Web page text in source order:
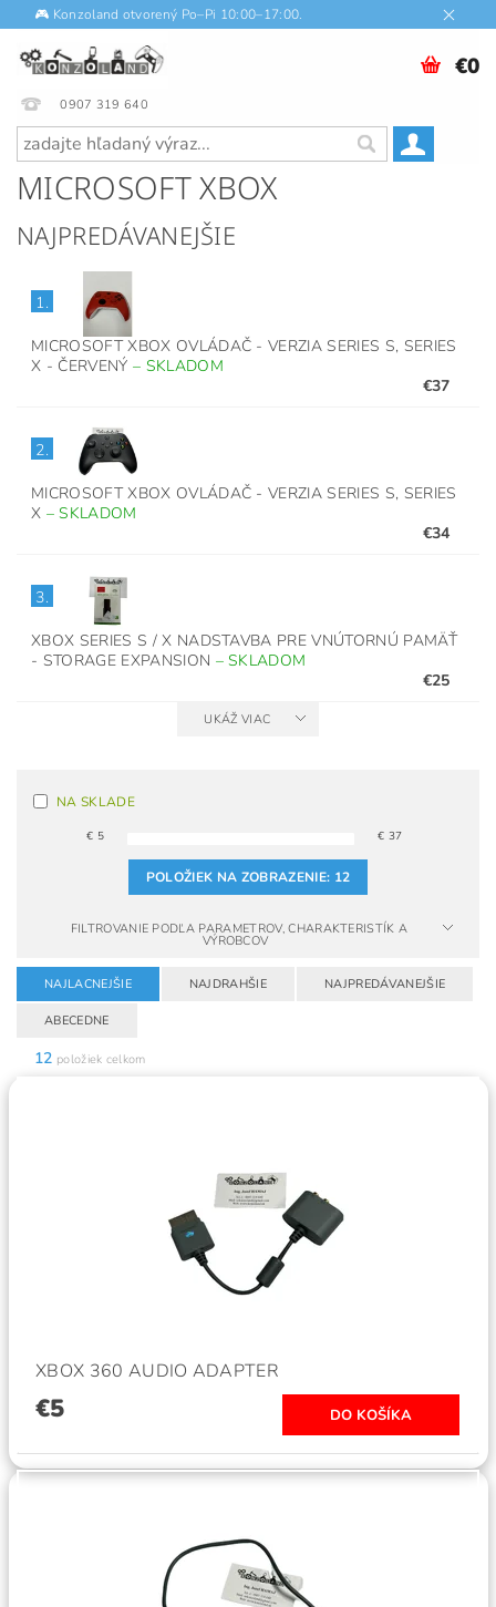
🎮 Konzoland otvorený Po–Pi 10:00–17:00.
0907 319 640
€0
MICROSOFT XBOX
NAJPREDÁVANEJŠIE
1.
MICROSOFT XBOX OVLÁDAČ - VERZIA SERIES S, SERIES
X - ČERVENÝ – SKLADOM
€37
2.
MICROSOFT XBOX OVLÁDAČ - VERZIA SERIES S, SERIES
X –SKLADOM
€34
3.
XBOX SERIES S / X NADSTAVBA PRE VNÚTORNÚ PAMÄŤ
- STORAGE EXPANSION –SKLADOM
€25
UKÁŽ VIAC
NA SKLADE
€ 5 € 37
POLOŽIEK NA ZOBRAZENIE: 12
FILTROVANIE PODĽA PARAMETROV, CHARAKTERISTÍK A
VÝROBCOV
NAJLACNEJŠIE NAJDRAHŠIE NAJPREDÁVANEJŠIE
ABECEDNE
12 položiek celkom
XBOX 360 AUDIO ADAPTER
€5